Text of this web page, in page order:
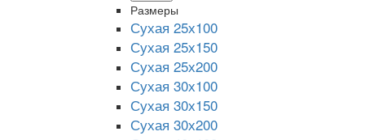
Размеры
Сухая 25х100
Сухая 25х150
Сухая 25х200
Сухая 30х100
Сухая 30х150
Сухая 30х200